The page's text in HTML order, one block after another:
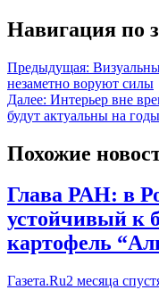
Навигация по
Предыдущая:
незаметно воруют силы
Далее: Интерьер вне
будут актуальны на годы
Похожие
Глава РАН: в
устойчивый к
картофель
Газета.Ru2 месяца